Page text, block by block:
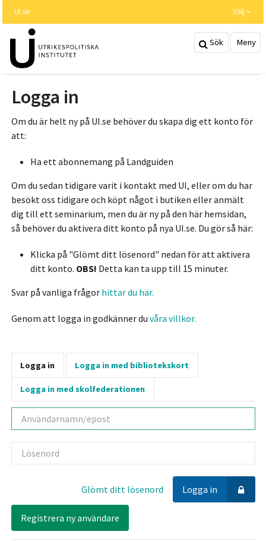
huvudinnehållet
UI.se Välj
Sök Meny
Logga in
Om du är helt ny på UI.se behöver du skapa dig ett konto för
att:
Ha ett abonnemang på Landguiden
Om du sedan tidigare varit i kontakt med UI, eller om du har
besökt oss tidigare och köpt något i butiken eller anmält
dig till ett seminarium, men du är ny på den här hemsidan,
så behöver du aktivera ditt konto på nya UI.se. Du gör så här:
Klicka på "Glömt ditt lösenord" nedan för att aktivera
ditt konto. OBS! Detta kan ta upp till 15 minuter.
Svar på vanliga frågor hittar du här.
Genom att logga in godkänner du våra villkor.
Logga in Logga in med bibliotekskort
Logga in med skolfederationen
Användarnamn
Lösenord
Logga in
Glömt ditt lösenord
Registrera ny användare